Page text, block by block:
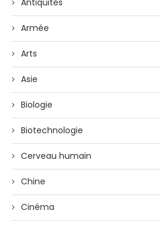
Antiquités
Armée
Arts
Asie
Biologie
Biotechnologie
Cerveau humain
Chine
Cinéma